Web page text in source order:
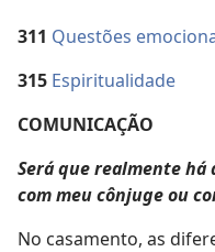
311 Questões
315 Espiritualidade
COMUNICAÇÃO
Será que realmente
com meu cônjuge ou
No casamento, as